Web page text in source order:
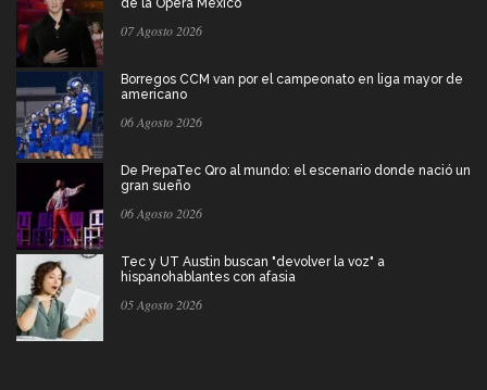
07 Agosto 2026
Borregos CCM van por el campeonato en liga mayor de
americano
06 Agosto 2026
De PrepaTec Qro al mundo: el escenario donde nació un
gran sueño
06 Agosto 2026
Tec y UT Austin buscan "devolver la voz" a
hispanohablantes con afasia
05 Agosto 2026